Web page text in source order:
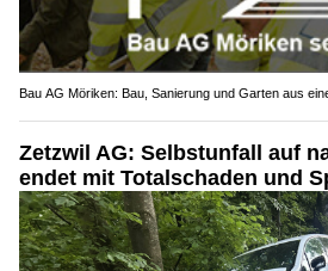
Bau AG Möriken: Bau, Sanierung und Garten aus
Zetzwil AG: Selbstunfall auf
endet mit Totalschaden und